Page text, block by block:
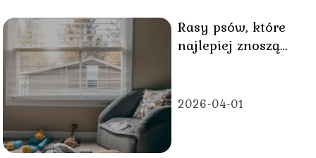
Rasy psów, które
najlepiej znoszą
2026-04-01